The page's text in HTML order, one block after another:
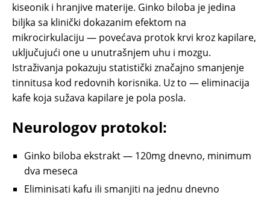
kiseonik i hranjive materije. Ginko biloba je jedina
biljka sa klinički dokazanim efektom na
mikrocirkulaciju — povećava protok krvi kroz kapilare,
uključujući one u unutrašnjem uhu i mozgu.
Istraživanja pokazuju statistički značajno smanjenje
tinnitusa kod redovnih korisnika. Uz to — eliminacija
kafe koja sužava kapilare je pola posla.
Neurologov protokol:
Ginko biloba ekstrakt — 120mg dnevno, minimum
dva meseca
Eliminisati kafu ili smanjiti na jednu dnevno